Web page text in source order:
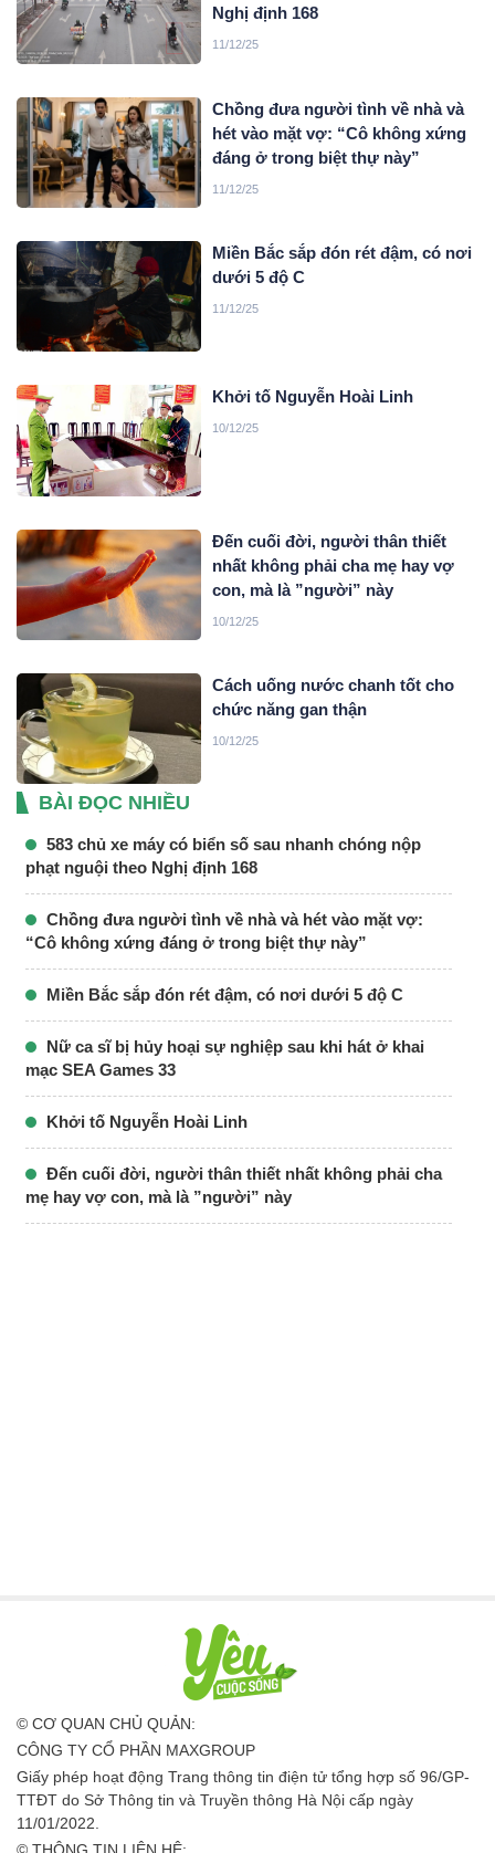
Nghị định 168
11/12/25
Chồng đưa người tình về nhà và
hét vào mặt vợ: “Cô không xứng
đáng ở trong biệt thự này”
11/12/25
Miền Bắc sắp đón rét đậm, có nơi
dưới 5 độ C
11/12/25
Khởi tố Nguyễn Hoài Linh
10/12/25
Đến cuối đời, người thân thiết
nhất không phải cha mẹ hay vợ
con, mà là ”người” này
10/12/25
Cách uống nước chanh tốt cho
chức năng gan thận
10/12/25
BÀI ĐỌC NHIỀU
583 chủ xe máy có biển số sau nhanh chóng nộp
phạt nguội theo Nghị định 168
Chồng đưa người tình về nhà và hét vào mặt vợ:
“Cô không xứng đáng ở trong biệt thự này”
Miền Bắc sắp đón rét đậm, có nơi dưới 5 độ C
Nữ ca sĩ bị hủy hoại sự nghiệp sau khi hát ở khai
mạc SEA Games 33
Khởi tố Nguyễn Hoài Linh
Đến cuối đời, người thân thiết nhất không phải cha
mẹ hay vợ con, mà là ”người” này
© CƠ QUAN CHỦ QUẢN:
CÔNG TY CỔ PHẦN MAXGROUP
Giấy phép hoạt động Trang thông tin điện tử tổng hợp số 96/GP-
TTĐT do Sở Thông tin và Truyền thông Hà Nội cấp ngày
11/01/2022.